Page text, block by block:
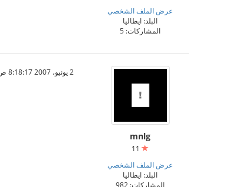
عرض الملف الشخصي
البلد: ايطاليا
المشاركات: 5
mnlg
عرض الملف الشخصي
البلد: ايطاليا
المشاركات: 982
2 يونيو، 2007 8:18:17 ص